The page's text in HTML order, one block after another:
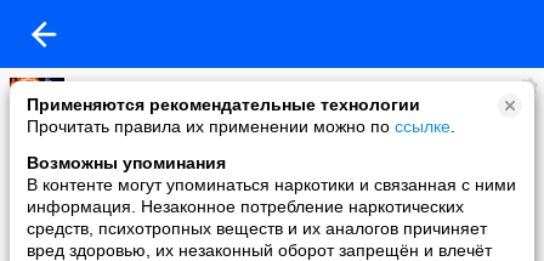
Применяются рекомендательные технологии
Прочитать правила их применении можно по ссылке
Возможны упоминания
В контенте могут упоминаться наркотики и связанная с ними
информация. Незаконное потребление наркотических
средств, психотропных веществ и их аналогов причиняет
вред здоровью, их незаконный оборот запрещён и влечёт
-+-
added a photo
06 Aug в 11:04